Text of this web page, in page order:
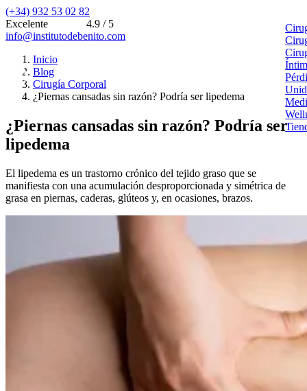
(+34) 932 53 02 82
Excelente
4.9 / 5
info@institutodebenito.com
Inicio
Blog
Cirugía Corporal
¿Piernas cansadas sin razón? Podría ser lipedema
¿Piernas cansadas sin razón? Podría ser
lipedema
El lipedema es un trastorno crónico del tejido graso que se
manifiesta con una acumulación desproporcionada y simétrica de
grasa en piernas, caderas, glúteos y, en ocasiones, brazos.